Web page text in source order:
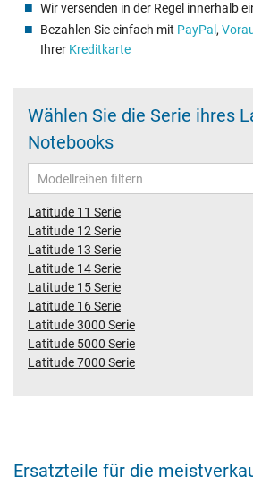
Wir versenden in der Regel innerhalb
Bezahlen Sie einfach mit PayPal ,
Ihrer Kreditkarte
Wählen Sie die Serie ihres
Notebooks
Latitude 11 Serie
Latitude 12 Serie
Latitude 13 Serie
Latitude 14 Serie
Latitude 15 Serie
Latitude 16 Serie
Latitude 3000 Serie
Latitude 5000 Serie
Latitude 7000 Serie
Ersatzteile für die